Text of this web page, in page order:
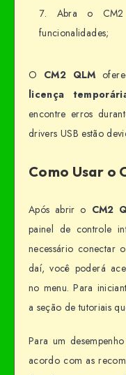
Abra o
funcionalidades;
O CM2 QLM
licença
encontre erros
drivers USB estão
Como Usar o
Após abrir o CM2
painel de controle
necessário conectar
daí, você poderá
no menu. Para
a seção de tutoriais
Para um
acordo com as